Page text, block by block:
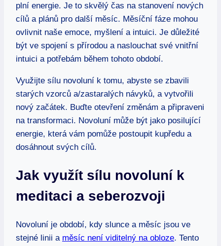
plní energie. Je to skvělý čas na stanovení nových
cílů a plánů pro další měsíc. Měsíční fáze mohou
ovlivnit naše emoce, myšlení a intuici. Je důležité
být ve spojení s přírodou a naslouchat své vnitřní
intuici a potřebám během tohoto období.
Využijte sílu novoluní k tomu, abyste se zbavili
starých vzorců a/zastaralých návyků, a vytvořili
nový začátek. Buďte otevření změnám a připraveni
na transformaci. Novoluní může být jako posilující
energie, která vám pomůže postoupit kupředu a
dosáhnout svých cílů.
Jak využít sílu novoluní k
meditaci a seberozvoji
Novoluní je období, kdy slunce a měsíc jsou ve
stejné linii a měsíc není viditelný na obloze. Tento